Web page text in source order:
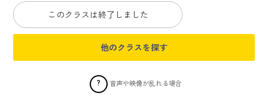
クラス参加にあたっての同意書
特定商取引にかかわる表示
プライバシーポリシー
このクラスは終了しました
他のクラスを探す
? 音声や映像が乱れる場合